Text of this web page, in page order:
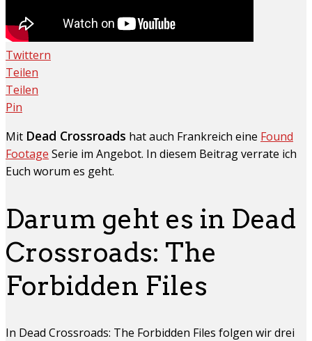
Twittern
Teilen
Teilen
Pin
Mit Dead Crossroads hat auch Frankreich eine Found
Footage Serie im Angebot. In diesem Beitrag verrate ich
Euch worum es geht.
Darum geht es in Dead
Crossroads: The
Forbidden Files
In Dead Crossroads: The Forbidden Files folgen wir drei